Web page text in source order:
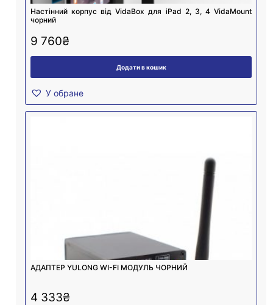
Настінний корпус від VidaBox для iPad 2, 3, 4 VidaMount
чорний
9 760₴
Додати в кошик
У обране
АДАПТЕР YULONG WI-FI МОДУЛЬ ЧОРНИЙ
4 333₴